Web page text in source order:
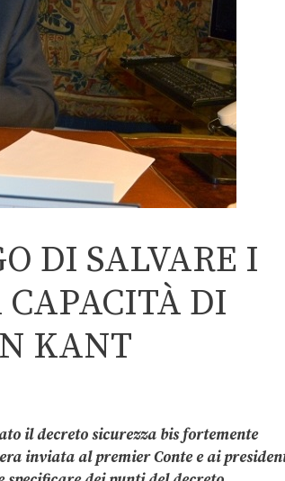
DI SALVARE I
DI
KANT
il decreto sicurezza bis fortemente
inviata al premier Conte e ai